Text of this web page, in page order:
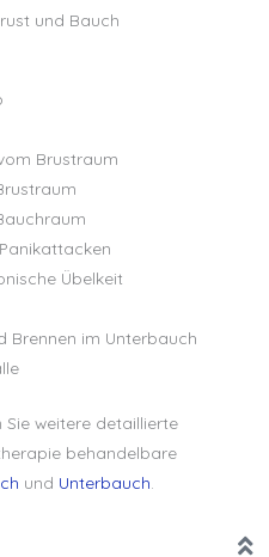
und Bauch
Brustraum
Übelkeit
Brennen im Unterbauch
Sie weitere detaillierte
behandelbare
und Unterbauch